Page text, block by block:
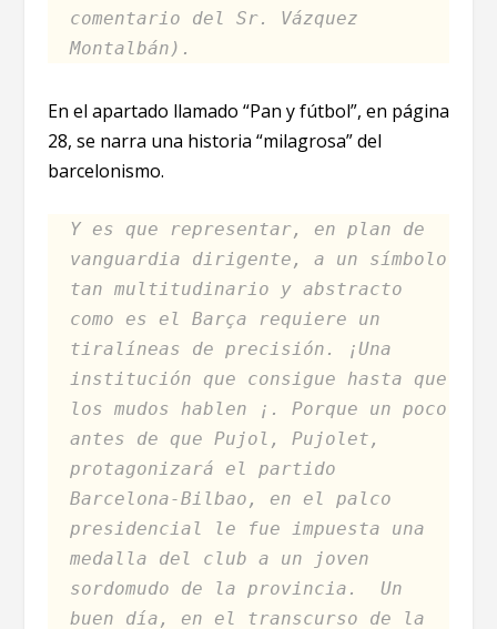
comentario del Sr. Vázquez
Montalbán).
En el apartado llamado “Pan y fútbol”, en página
28, se narra una historia “milagrosa” del
barcelonismo.
Y es que representar, en plan de
vanguardia dirigente, a un símbolo
tan multitudinario y abstracto
como es el Barça requiere un
tiralíneas de precisión. ¡Una
institución que consigue hasta que
los mudos hablen ¡. Porque un poco
antes de que Pujol, Pujolet,
protagonizará el partido
Barcelona-Bilbao, en el palco
presidencial le fue impuesta una
medalla del club a un joven
sordomudo de la provincia.
Un
buen día, en el transcurso de la